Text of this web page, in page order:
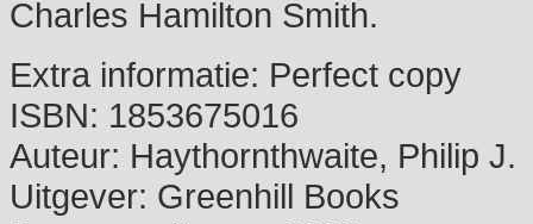
Charles Hamilton Smith.
Extra informatie: Perfect copy
ISBN: 1853675016
Auteur: Haythornthwaite, Philip J.
Uitgever: Greenhill Books